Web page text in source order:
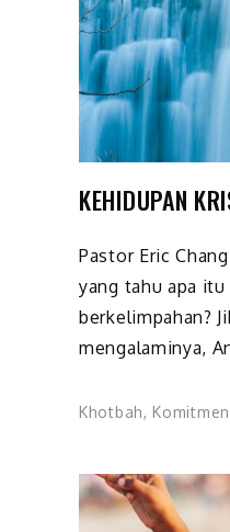
KEHIDUPAN
Pastor Eric
yang tahu apa
berkelimpahan?
mengalaminya,
Khotbah,